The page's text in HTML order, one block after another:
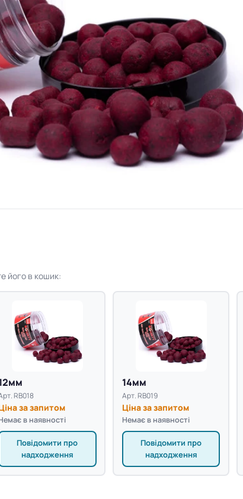
його в кошик:
RB018
за запитом
в наявності
Повідомити про
надходження
14мм
Арт. RB019
Ціна за запитом
Немає в наявності
Повідомити про
надходження